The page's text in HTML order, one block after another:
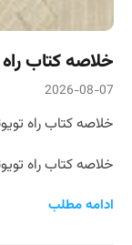
خلاصه کتاب راه
2026-08-07
خلاصه کتاب راه
خلاصه کتاب راه
ادامه مطلب